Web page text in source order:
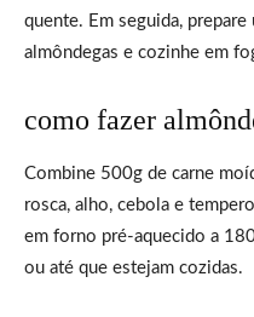
quente. Em seguida,
almôndegas e cozinhe em
como fazer
Combine 500g de carne
rosca, alho, cebola e
em forno pré-aquecido a
ou até que estejam cozidas.